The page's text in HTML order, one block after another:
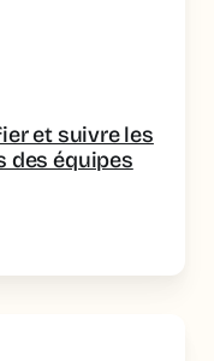
et suivre les
des équipes